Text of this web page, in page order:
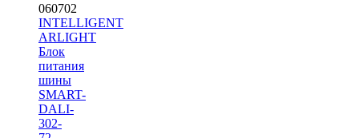
060702
INTELLIGENT
ARLIGHT
Блок
питания
шины
SMART-
DALI-
302-